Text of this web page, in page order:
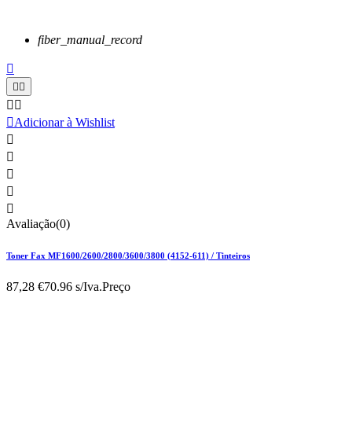
fiber_manual_record

 
 
Adicionar à Wishlist





Avaliação(0)
Toner Fax MF1600/2600/2800/3600/3800 (4152-611) / Tinteiros
87,28 €70.96 s/Iva.Preço